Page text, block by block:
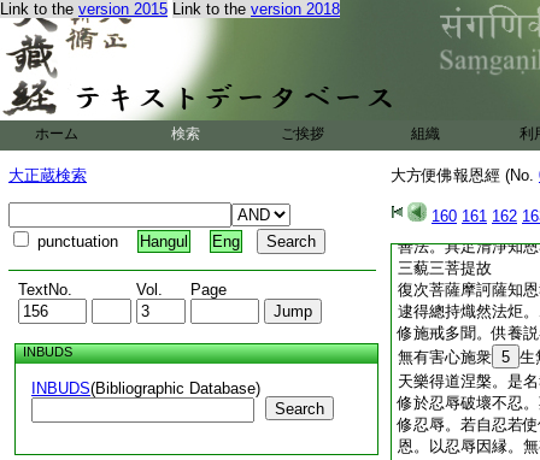
Link to the version 2015 Link to the version 2018
ホーム 検索 ご挨拶 組織 利
大正蔵検索
punctuation Hangul Eng
TextNo. Vol. Page
INBUDS
INBUDS(Bibliographic Database)
Search
大方便佛報恩經 (No.
160 161 162
者。謂十二部經。
若辭若義若法。於
呵責。或時
3 眞説
於怨憎中。修習慈
4 慢恣及貧窮人
讃己毀他飮食利養
報恩清淨説法。云
善法。具足清淨知
三藐三菩提故
復次菩薩摩訶薩知
逮得總持熾然法炬
修施戒多聞。供養
無有害心施衆 5 生
天樂得道涅槃。是
修於忍辱破壞不忍
修忍辱。若自忍若
恩。以忍辱因縁。